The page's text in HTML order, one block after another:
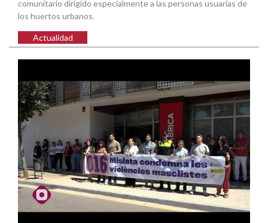
comunitario dirigido especialmente a las personas usuarias de
los huertos urbanos.
Actualidad